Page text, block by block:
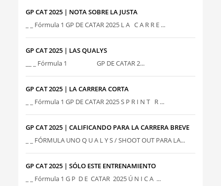
GP CAT 2025 | NOTA SOBRE LA JUSTA
_ _ Fórmula 1 GP DE CATAR 2025 L A C A R R E ...
GP CAT 2025 | LAS QUALYS
__ _ Fórmula 1 GP DE CATAR 2...
GP CAT 2025 | LA CARRERA CORTA
_ _ Fórmula 1 GP DE CATAR 2025 S P R I N T R ...
GP CAT 2025 | CALIFICANDO PARA LA CARRERA BREVE
_ _ FÓRMULA UNO Q U A L Y S / SHOOT OUT PARA LA...
GP CAT 2025 | SÓLO ESTE ENTRENAMIENTO
_ _ Fórmula 1 G P D E CATAR 2025 Ú N I C A ...